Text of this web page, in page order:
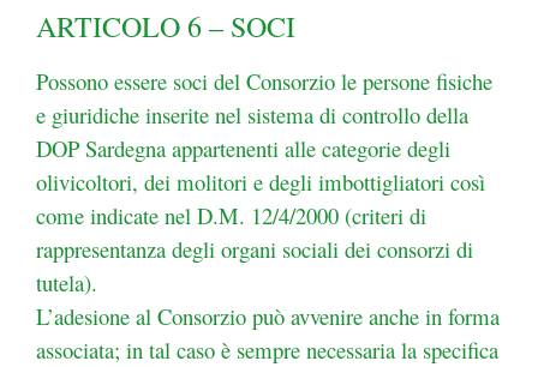
ARTICOLO 6 – SOCI
Possono essere soci del Consorzio le persone fisiche
e giuridiche inserite nel sistema di controllo della
DOP Sardegna appartenenti alle categorie degli
olivicoltori, dei molitori e degli imbottigliatori così
come indicate nel D.M. 12/4/2000 (criteri di
rappresentanza degli organi sociali dei consorzi di
tutela).
L’adesione al Consorzio può avvenire anche in forma
associata; in tal caso è sempre necessaria la specifica